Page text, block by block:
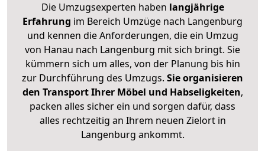
Die Umzugsexperten haben langjährige
Erfahrung im Bereich Umzüge nach Langenburg
und kennen die Anforderungen, die ein Umzug
von Hanau nach Langenburg mit sich bringt. Sie
kümmern sich um alles, von der Planung bis hin
zur Durchführung des Umzugs. Sie organisieren
den Transport Ihrer Möbel und Habseligkeiten,
packen alles sicher ein und sorgen dafür, dass
alles rechtzeitig an Ihrem neuen Zielort in
Langenburg ankommt.